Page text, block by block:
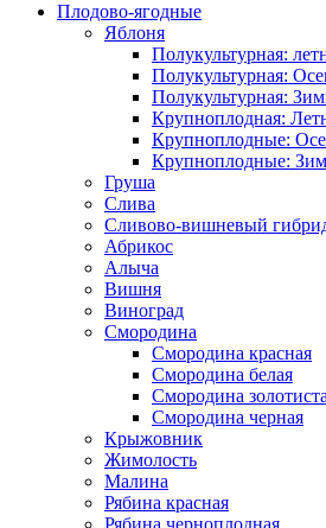
Плодово-ягодные
Яблоня
Полукультурная:
Полукультурная:
Полукультурная:
Крупноплодная:
Крупноплодные:
Крупноплодные:
Груша
Слива
Сливово-вишневый
Абрикос
Алыча
Вишня
Виноград
Смородина
Смородина красная
Смородина белая
Смородина
Смородина черная
Крыжовник
Жимолость
Малина
Рябина красная
Рябина черноплодная